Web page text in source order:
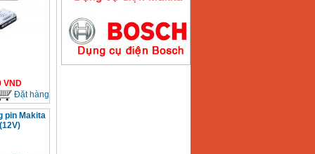
VND
Đặt hàng
pin Makita
Máy hàn que điện tử
Hồng ký HK200E